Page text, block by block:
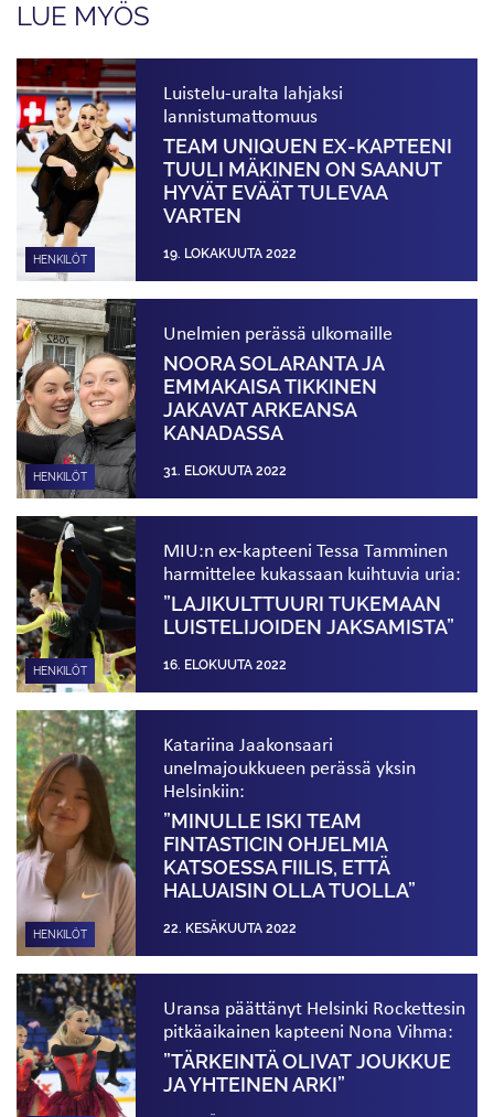
LUE MYÖS
HENKILÖT
Luistelu-uralta lahjaksi
lannistumattomuus
TEAM UNIQUEN EX-KAPTEENI
TUULI MÄKINEN ON SAANUT
HYVÄT EVÄÄT TULEVAA
VARTEN
19. LOKAKUUTA 2022
HENKILÖT
Unelmien perässä ulkomaille
NOORA SOLARANTA JA
EMMAKAISA TIKKINEN
JAKAVAT ARKEANSA
KANADASSA
31. ELOKUUTA 2022
HENKILÖT
MIU:n ex-kapteeni Tessa Tamminen
harmittelee kukassaan kuihtuvia uria:
”LAJIKULTTUURI TUKEMAAN
LUISTELIJOIDEN JAKSAMISTA”
16. ELOKUUTA 2022
HENKILÖT
Katariina Jaakonsaari
unelmajoukkueen perässä yksin
Helsinkiin:
”MINULLE ISKI TEAM
FINTASTICIN OHJELMIA
KATSOESSA FIILIS, ETTÄ
HALUAISIN OLLA TUOLLA”
22. KESÄKUUTA 2022
Uransa päättänyt Helsinki Rockettesin
pitkä­aikainen kapteeni Nona Vihma:
”TÄRKEINTÄ OLIVAT JOUKKUE
JA YHTEINEN ARKI”